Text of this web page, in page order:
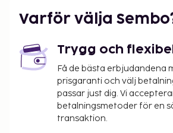
Varför välja
Trygg och
Få de bästa erbjudandena
prisgaranti och välj
passar just dig. Vi
betalningsmetoder för en
transaktion.